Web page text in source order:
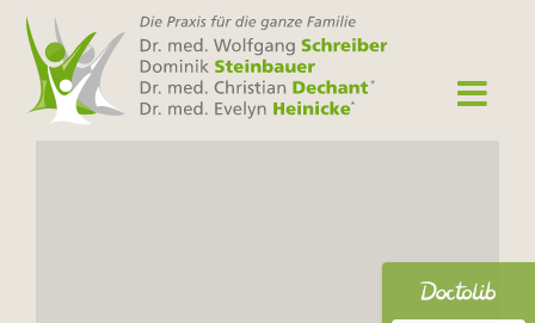
Zum
Inhalt
springen